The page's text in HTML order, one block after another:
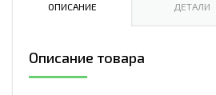
ватой,
ширина
ОПИСАНИЕ ДЕТАЛИ
Описание товара